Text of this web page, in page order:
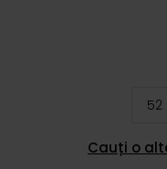
Cauți o